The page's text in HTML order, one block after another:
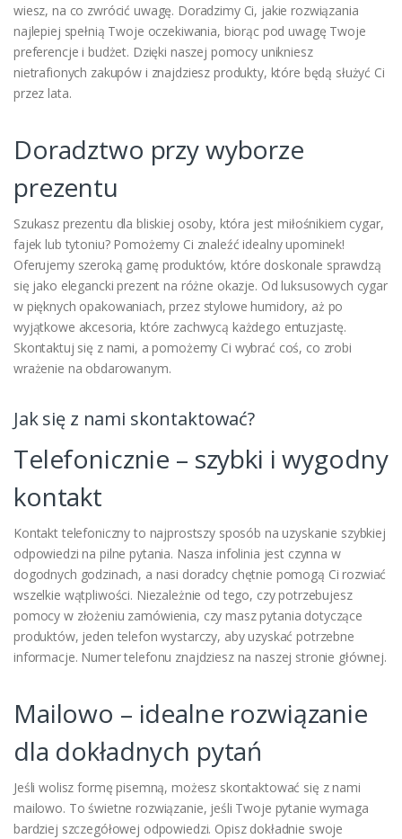
wiesz, na co zwrócić uwagę. Doradzimy Ci, jakie rozwiązania
najlepiej spełnią Twoje oczekiwania, biorąc pod uwagę Twoje
preferencje i budżet. Dzięki naszej pomocy unikniesz
nietrafionych zakupów i znajdziesz produkty, które będą służyć Ci
przez lata.
Doradztwo przy wyborze
prezentu
Szukasz prezentu dla bliskiej osoby, która jest miłośnikiem cygar,
fajek lub tytoniu? Pomożemy Ci znaleźć idealny upominek!
Oferujemy szeroką gamę produktów, które doskonale sprawdzą
się jako elegancki prezent na różne okazje. Od luksusowych cygar
w pięknych opakowaniach, przez stylowe humidory, aż po
wyjątkowe akcesoria, które zachwycą każdego entuzjastę.
Skontaktuj się z nami, a pomożemy Ci wybrać coś, co zrobi
wrażenie na obdarowanym.
Jak się z nami skontaktować?
Telefonicznie – szybki i wygodny
kontakt
Kontakt telefoniczny to najprostszy sposób na uzyskanie szybkiej
odpowiedzi na pilne pytania. Nasza infolinia jest czynna w
dogodnych godzinach, a nasi doradcy chętnie pomogą Ci rozwiać
wszelkie wątpliwości. Niezależnie od tego, czy potrzebujesz
pomocy w złożeniu zamówienia, czy masz pytania dotyczące
produktów, jeden telefon wystarczy, aby uzyskać potrzebne
informacje. Numer telefonu znajdziesz na naszej stronie głównej.
Mailowo – idealne rozwiązanie
dla dokładnych pytań
Jeśli wolisz formę pisemną, możesz skontaktować się z nami
mailowo. To świetne rozwiązanie, jeśli Twoje pytanie wymaga
bardziej szczegółowej odpowiedzi. Opisz dokładnie swoje